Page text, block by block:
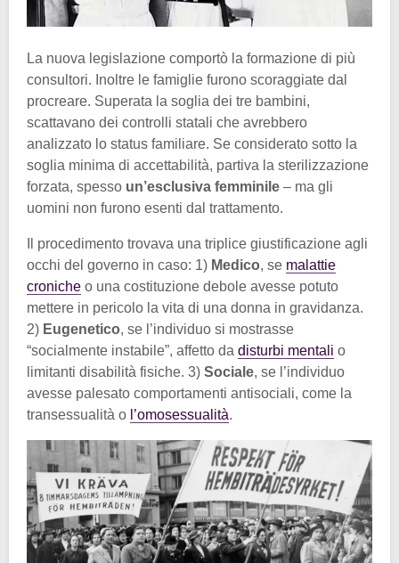
La nuova legislazione comportò la formazione di più
consultori. Inoltre le famiglie furono scoraggiate dal
procreare. Superata la soglia dei tre bambini,
scattavano dei controlli statali che avrebbero
analizzato lo status familiare. Se considerato sotto la
soglia minima di accettabilità, partiva la sterilizzazione
forzata, spesso un’esclusiva femminile – ma gli
uomini non furono esenti dal trattamento.
Il procedimento trovava una triplice giustificazione agli
occhi del governo in caso: 1) Medico, se malattie
croniche o una costituzione debole avesse potuto
mettere in pericolo la vita di una donna in gravidanza.
2) Eugenetico, se l’individuo si mostrasse
“socialmente instabile”, affetto da disturbi mentali o
limitanti disabilità fisiche. 3) Sociale, se l’individuo
avesse palesato comportamenti antisociali, come la
transessualità o l’omosessualità.